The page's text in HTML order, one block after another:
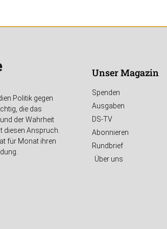
Politik gegen
die das
der Wahrheit
diesen Anspruch.
für Monat ihren
Unser Magazin
Spenden
Ausgaben
DS-TV
Abonnieren
Rundbrief
Über uns